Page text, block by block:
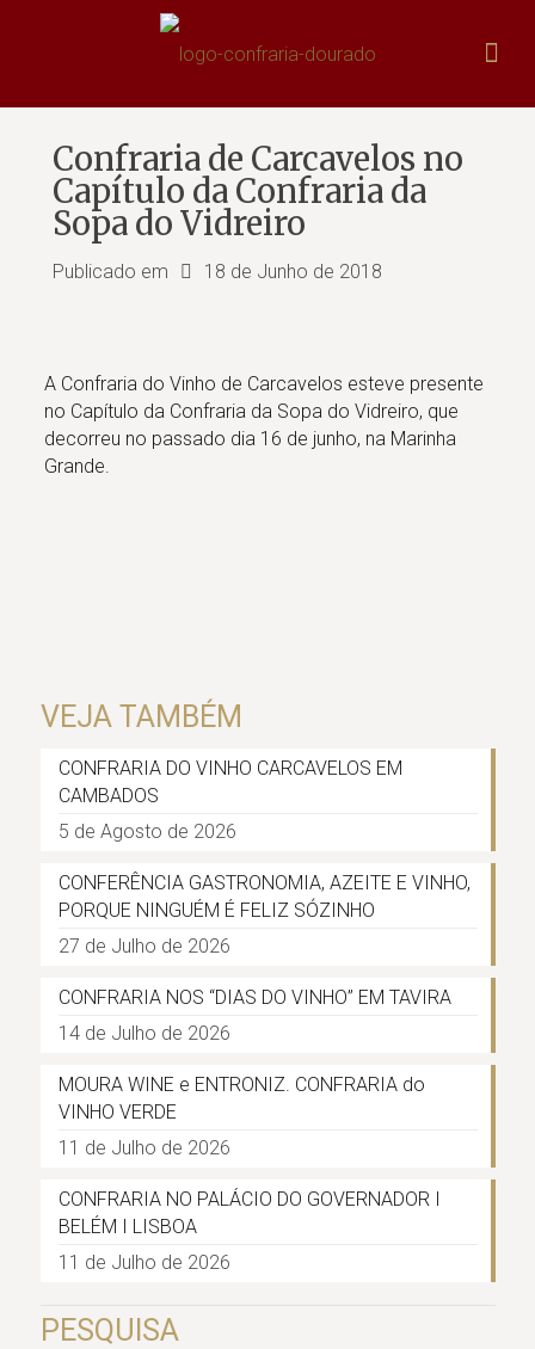
Confraria de Carcavelos no
Capítulo da Confraria da
Sopa do Vidreiro
Publicado em 18 de Junho de 2018
A Confraria do Vinho de Carcavelos esteve presente
no Capítulo da Confraria da Sopa do Vidreiro, que
decorreu no passado dia 16 de junho, na Marinha
Grande.
VEJA TAMBÉM
CONFRARIA DO VINHO CARCAVELOS EM
CAMBADOS
5 de Agosto de 2026
CONFERÊNCIA GASTRONOMIA, AZEITE E VINHO,
PORQUE NINGUÉM É FELIZ SÓZINHO
27 de Julho de 2026
CONFRARIA NOS “DIAS DO VINHO” EM TAVIRA
14 de Julho de 2026
MOURA WINE e ENTRONIZ. CONFRARIA do
VINHO VERDE
11 de Julho de 2026
CONFRARIA NO PALÁCIO DO GOVERNADOR I
BELÉM I LISBOA
11 de Julho de 2026
PESQUISA